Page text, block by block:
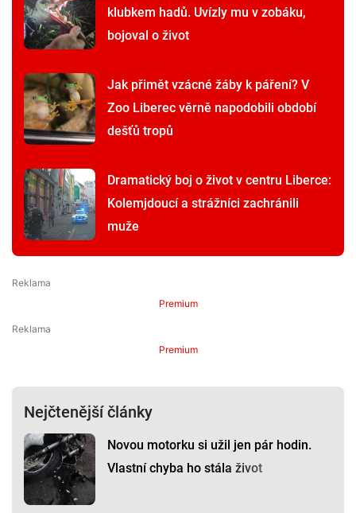
klubkem hadů. Uvízly mu v zobáku,
bojoval o život
Jak přimět vzácné žáby k páření? V
Zoo Liberec věrně napodobili období
dešťů tropů
Dramatický boj o život v centru Liberce:
Kolemjdoucí a strážníci zachránili
muže
Premium
Premium
Nejčtenější články
Novou motorku si užil jen pár hodin.
Vlastní chyba ho stála život